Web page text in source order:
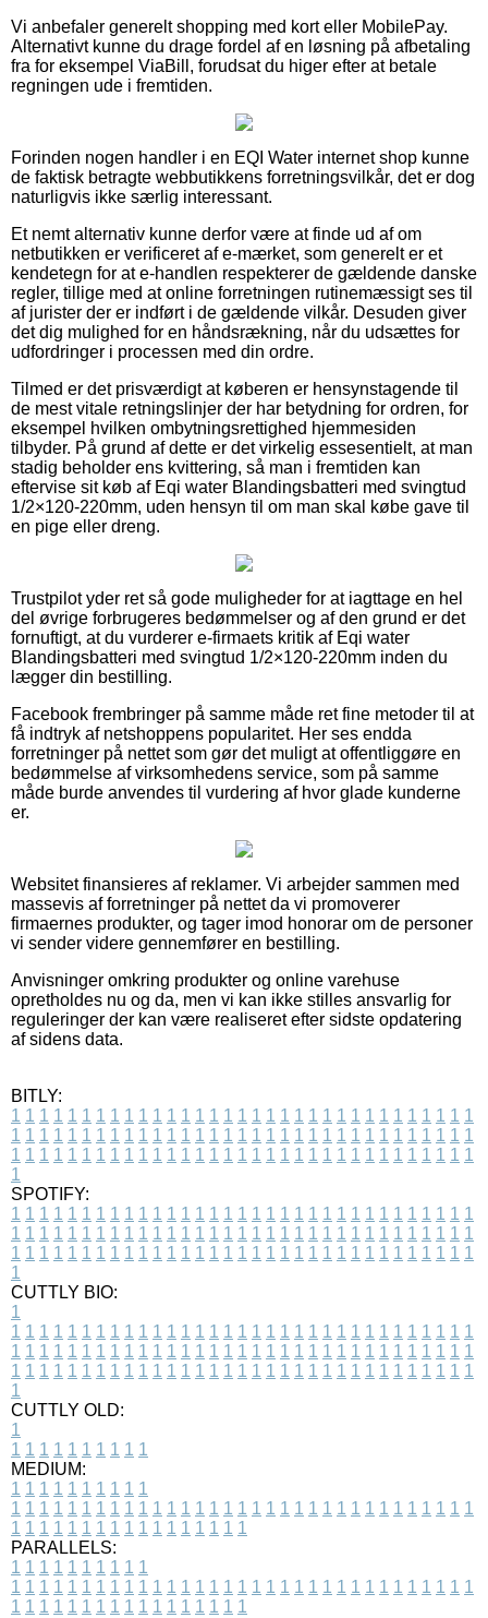
Vi anbefaler generelt shopping med kort eller MobilePay.
Alternativt kunne du drage fordel af en løsning på afbetaling
fra for eksempel ViaBill, forudsat du higer efter at betale
regningen ude i fremtiden.
Forinden nogen handler i en EQI Water internet shop kunne
de faktisk betragte webbutikkens forretningsvilkår, det er dog
naturligvis ikke særlig interessant.
Et nemt alternativ kunne derfor være at finde ud af om
netbutikken er verificeret af e-mærket, som generelt er et
kendetegn for at e-handlen respekterer de gældende danske
regler, tillige med at online forretningen rutinemæssigt ses til
af jurister der er indført i de gældende vilkår. Desuden giver
det dig mulighed for en håndsrækning, når du udsættes for
udfordringer i processen med din ordre.
Tilmed er det prisværdigt at køberen er hensynstagende til
de mest vitale retningslinjer der har betydning for ordren, for
eksempel hvilken ombytningsrettighed hjemmesiden
tilbyder. På grund af dette er det virkelig essesentielt, at man
stadig beholder ens kvittering, så man i fremtiden kan
eftervise sit køb af Eqi water Blandingsbatteri med svingtud
1/2×120-220mm, uden hensyn til om man skal købe gave til
en pige eller dreng.
Trustpilot yder ret så gode muligheder for at iagttage en hel
del øvrige forbrugeres bedømmelser og af den grund er det
fornuftigt, at du vurderer e-firmaets kritik af Eqi water
Blandingsbatteri med svingtud 1/2×120-220mm inden du
lægger din bestilling.
Facebook frembringer på samme måde ret fine metoder til at
få indtryk af netshoppens popularitet. Her ses endda
forretninger på nettet som gør det muligt at offentliggøre en
bedømmelse af virksomhedens service, som på samme
måde burde anvendes til vurdering af hvor glade kunderne
er.
Websitet finansieres af reklamer. Vi arbejder sammen med
massevis af forretninger på nettet da vi promoverer
firmaernes produkter, og tager imod honorar om de personer
vi sender videre gennemfører en bestilling.
Anvisninger omkring produkter og online varehuse
opretholdes nu og da, men vi kan ikke stilles ansvarlig for
reguleringer der kan være realiseret efter sidste opdatering
af sidens data.
BITLY:
1 1 1 1 1 1 1 1 1 1 1 1 1 1 1 1 1 1 1 1 1 1 1 1 1 1 1 1 1 1 1 1 1
1 1 1 1 1 1 1 1 1 1 1 1 1 1 1 1 1 1 1 1 1 1 1 1 1 1 1 1 1 1 1 1 1
1 1 1 1 1 1 1 1 1 1 1 1 1 1 1 1 1 1 1 1 1 1 1 1 1 1 1 1 1 1 1 1 1
1
SPOTIFY:
1 1 1 1 1 1 1 1 1 1 1 1 1 1 1 1 1 1 1 1 1 1 1 1 1 1 1 1 1 1 1 1 1
1 1 1 1 1 1 1 1 1 1 1 1 1 1 1 1 1 1 1 1 1 1 1 1 1 1 1 1 1 1 1 1 1
1 1 1 1 1 1 1 1 1 1 1 1 1 1 1 1 1 1 1 1 1 1 1 1 1 1 1 1 1 1 1 1 1
1
CUTTLY BIO:
1
1 1 1 1 1 1 1 1 1 1 1 1 1 1 1 1 1 1 1 1 1 1 1 1 1 1 1 1 1 1 1 1 1
1 1 1 1 1 1 1 1 1 1 1 1 1 1 1 1 1 1 1 1 1 1 1 1 1 1 1 1 1 1 1 1 1
1 1 1 1 1 1 1 1 1 1 1 1 1 1 1 1 1 1 1 1 1 1 1 1 1 1 1 1 1 1 1 1 1
1
CUTTLY OLD:
1
1 1 1 1 1 1 1 1 1 1
MEDIUM:
1 1 1 1 1 1 1 1 1 1
1 1 1 1 1 1 1 1 1 1 1 1 1 1 1 1 1 1 1 1 1 1 1 1 1 1 1 1 1 1 1 1 1
1 1 1 1 1 1 1 1 1 1 1 1 1 1 1 1 1
PARALLELS:
1 1 1 1 1 1 1 1 1 1
1 1 1 1 1 1 1 1 1 1 1 1 1 1 1 1 1 1 1 1 1 1 1 1 1 1 1 1 1 1 1 1 1
1 1 1 1 1 1 1 1 1 1 1 1 1 1 1 1 1